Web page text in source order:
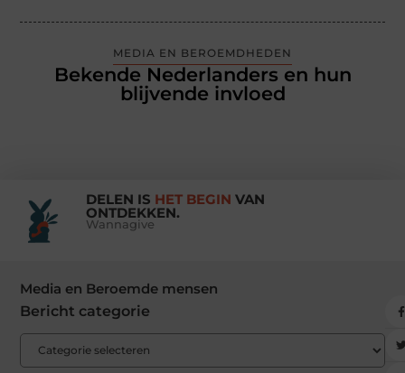
MEDIA EN BEROEMDHEDEN
Bekende Nederlanders en hun
blijvende invloed
DELEN IS HET BEGIN VAN
ONTDEKKEN.
Wannagive
Media en Beroemde mensen
Bericht categorie